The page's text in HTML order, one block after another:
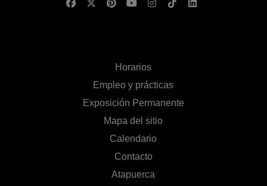
Horarios
Empleo y prácticas
Exposición Permanente
Mapa del sitio
Calendario
Contacto
Atapuerca